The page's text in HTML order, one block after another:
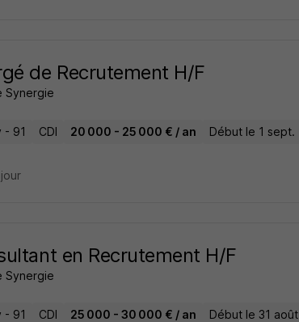
de Recrutement H/F
Synergie
- 91 CDI 20 000 - 25 000 € / an Début le 1 sept.
en Recrutement H/F
Synergie
- 91 CDI 25 000 - 30 000 € / an Début le 31 août